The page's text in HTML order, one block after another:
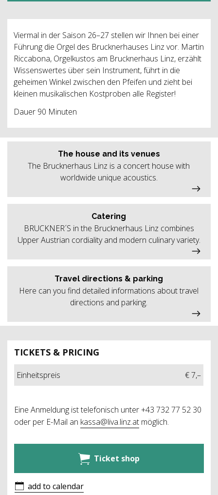
Viermal in der Saison 26–27 stellen wir Ihnen bei einer
Führung die Orgel des Brucknerhauses Linz vor. Martin
Riccabona, Orgelkustos am Brucknerhaus Linz, erzählt
Wissenswertes über sein Instrument, führt in die
geheimen Winkel zwischen den Pfeifen und zieht bei
kleinen musikalischen Kostproben alle Register!
Dauer 90 Minuten
TICKETS & PRICING
Einheitspreis € 7,–
Eine Anmeldung ist telefonisch unter +43 732 77 52 30
oder per E-Mail an kassa@liva.linz.at möglich.
Ticket shop
add to calendar
The house and its venues
The Brucknerhaus Linz is a concert house with
worldwide unique acoustics.
Catering
BRUCKNER´S in the Brucknerhaus Linz combines
Upper Austrian cordiality and modern culinary variety.
Travel directions & parking
Here can you find detailed informations about travel
directions and parking.